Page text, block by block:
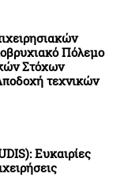
Πόλεμο
Στόχων
τεχνικών
Ευκαιρίες